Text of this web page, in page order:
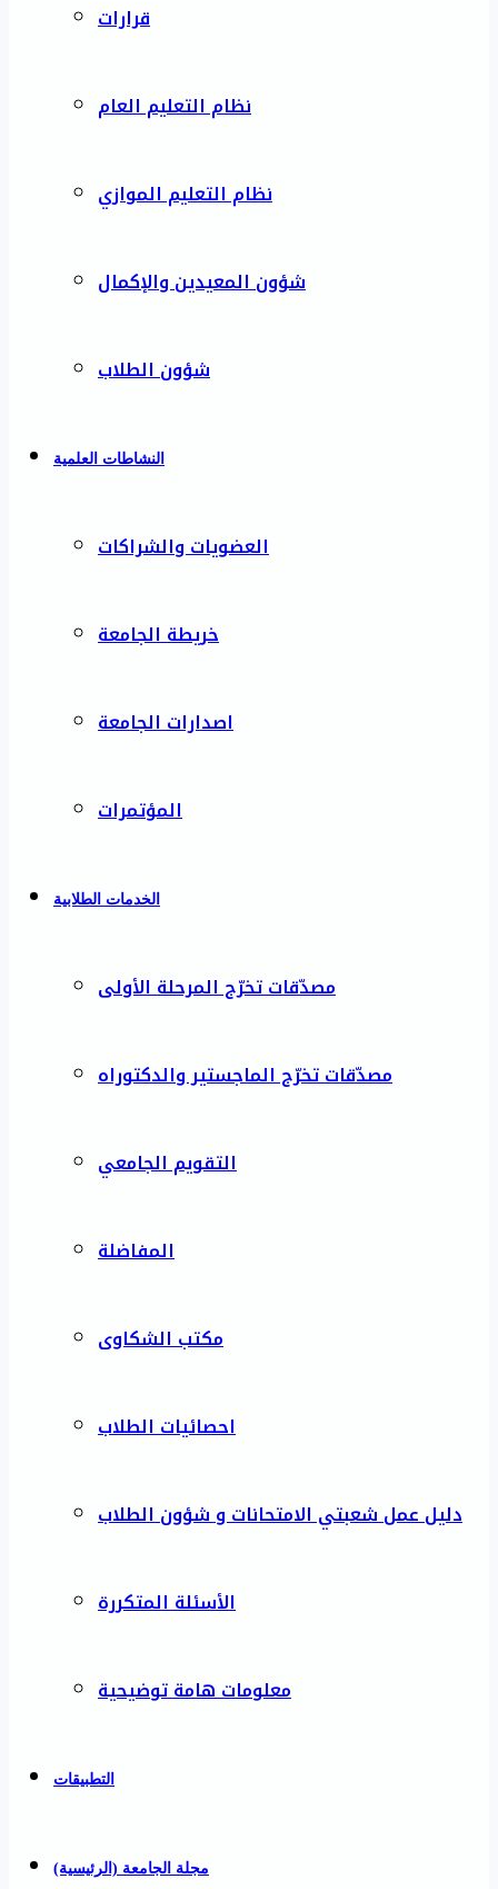
قرارات
نظام التعليم العام
نظام التعليم الموازي
شؤون المعيدين والإكمال
شؤون الطلاب
النشاطات العلمية
العضويات والشراكات
خريطة الجامعة
اصدارات الجامعة
المؤتمرات
الخدمات الطلابية
مصدّقات تخرّج المرحلة الأولى
مصدّقات تخرّج الماجستير والدكتوراه
التقويم الجامعي
المفاضلة
مكتب الشكاوى
احصائيات الطلاب
دليل عمل شعبتي الامتحانات و شؤون الطلاب
الأسئلة المتكررة
معلومات هامة توضيحية
التطبيقات
مجلة الجامعة (الرئيسية)